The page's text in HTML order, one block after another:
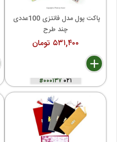
چند طرح
۵۳۱,۴۰۰ تومان
delete
remove
add
#۰۰۰۱۳۷۰۲۱